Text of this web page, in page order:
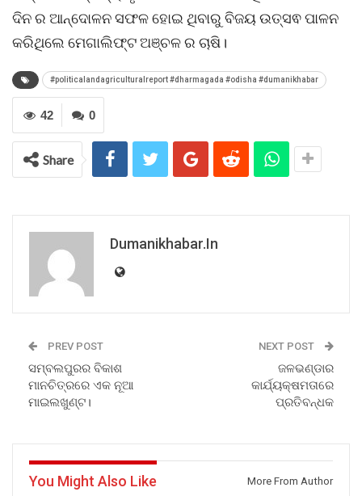
ଦିନ ର ଆନ୍ଦୋଳନ ସଫଳ ହୋଇ ଥିବାରୁ ବିଜୟ ଉତ୍ସଵ ପାଳନ
କରିଥିଲେ ମେଗାଲିଫ୍ଟ ଅଞ୍ଚଳ ର ଚାଷି।
#politicalandagriculturalreport #dharmagada #odisha #dumanikhabar
0
42
Share
Dumanikhabar.in
PREV POST
ସମ୍ବଲପୁରର ବିକାଶ
ମାନଚିତ୍ରରେ ଏକ ନୂଆ
ମାଇଲଖୁଣ୍ଟ।
NEXT POST
ଜଳଭଣ୍ଡାର
କାର୍ଯ୍ୟକ୍ଷମତାରେ
ପ୍ରତିବନ୍ଧକ
You Might Also Like More From Author